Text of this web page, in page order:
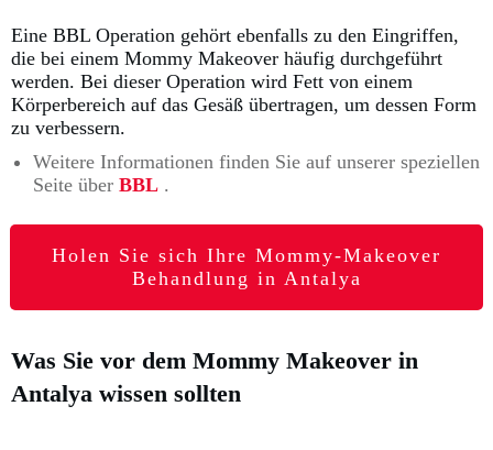
Eine BBL Operation gehört ebenfalls zu den Eingriffen,
die bei einem Mommy Makeover häufig durchgeführt
werden. Bei dieser Operation wird Fett von einem
Körperbereich auf das Gesäß übertragen, um dessen Form
zu verbessern.
Weitere Informationen finden Sie auf unserer speziellen
Seite über BBL .
Holen Sie sich Ihre Mommy-Makeover
Behandlung in Antalya
Was Sie vor dem Mommy Makeover in
Antalya wissen sollten